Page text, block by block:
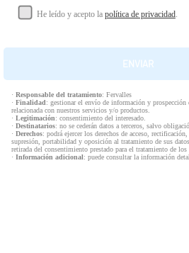
He leído y acepto la política de privacidad.
· Responsable del tratamiento: Fervalles
· Finalidad: gestionar el envío de información y prospección
relacionada con nuestros servicios y/o productos.
· Legitimación: consentimiento del interesado.
· Destinatarios: no se cederán datos a terceros, salvo
· Derechos: podrá ejercer los derechos de acceso,
supresión, portabilidad y oposición al tratamiento de sus
retirada del consentimiento prestado para el tratamiento de los
· Información adicional: puede consultar la información